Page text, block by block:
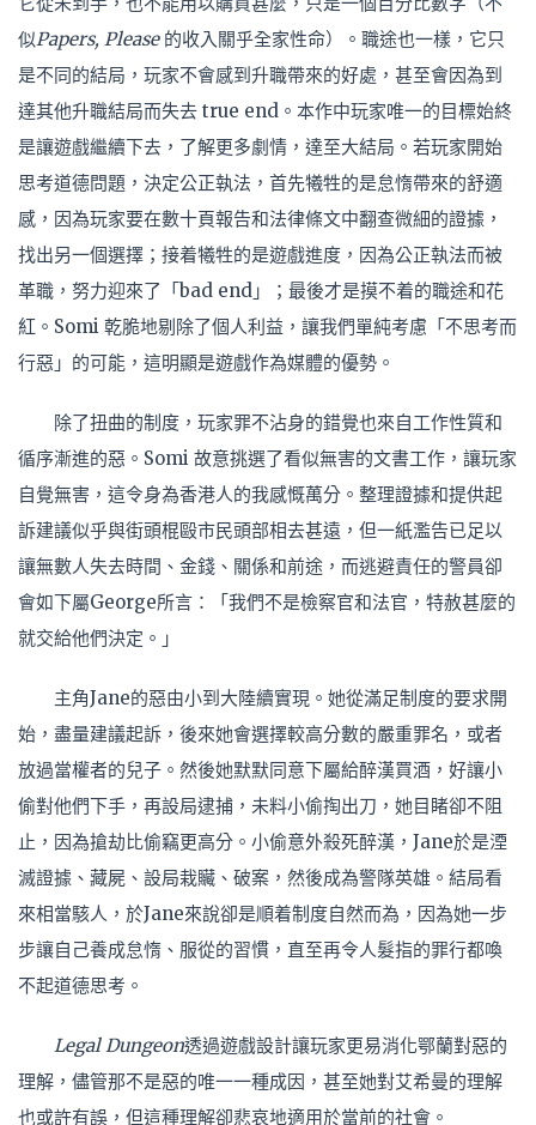
似Papers, Please 的收入關乎全家性命）。職途也一樣，它只
是不同的結局，玩家不會感到升職帶來的好處，甚至會因為到
達其他升職結局而失去 true end。本作中玩家唯一的目標始終
是讓遊戲繼續下去，了解更多劇情，達至大結局。若玩家開始
思考道德問題，決定公正執法，首先犧牲的是怠惰帶來的舒適
感，因為玩家要在數十頁報告和法律條文中翻查微細的證據，
找出另一個選擇；接着犧牲的是遊戲進度，因為公正執法而被
革職，努力迎來了「bad end」；最後才是摸不着的職途和花
紅。Somi 乾脆地剔除了個人利益，讓我們單純考慮「不思考而
行惡」的可能，這明顯是遊戲作為媒體的優勢。
除了扭曲的制度，玩家罪不沾身的錯覺也來自工作性質和
循序漸進的惡。Somi 故意挑選了看似無害的文書工作，讓玩家
自覺無害，這令身為香港人的我感慨萬分。整理證據和提供起
訴建議似乎與街頭棍毆市民頭部相去甚遠，但一紙濫告已足以
讓無數人失去時間、金錢、關係和前途，而逃避責任的警員卻
會如下屬George所言 ：「我們不是檢察官和法官，特赦甚麼的
就交給他們決定。」
主角Jane的惡由小到大陸續實現。 她從滿足制度的要求開
始，盡量建議起訴，後來她會選擇較高分數的嚴重罪名，或者
放過當權者的兒子。然後她默默同意下屬給醉漢買酒，好讓小
偷對他們下手，再設局逮捕，未料小偷掏出刀，她目睹卻不阻
止，因為搶劫比偷竊更高分。小偷意外殺死醉漢，Jane於是湮
滅證據、藏屍、設局栽贜、破案，然後成為警隊英雄。結局看
來相當駭人，於Jane來說卻是順着制度自然而為，因為她一步
步讓自己養成怠惰、服從的習慣，直至再令人髮指的罪行都喚
不起道德思考。
Legal Dungeon透過遊戲設計讓玩家更易消化鄂蘭對惡的
理解， 儘管那不是惡的唯一一種成因，甚至她對艾希曼的理解
也或許有誤，但這種理解卻悲哀地適用於當前的社會。